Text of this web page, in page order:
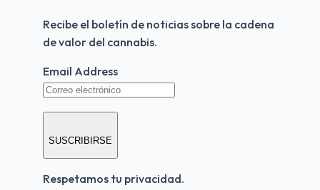
Recibe el boletín de noticias sobre la cadena
de valor del cannabis.
Email Address
SUSCRIBIRSE
Respetamos tu privacidad.